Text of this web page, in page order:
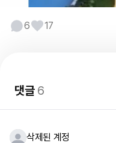
6 17
댓글6
삭제된 계정